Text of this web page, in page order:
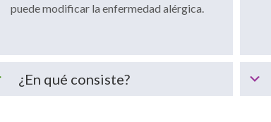
puede modificar la enfermedad alérgica.
¿En qué consiste?